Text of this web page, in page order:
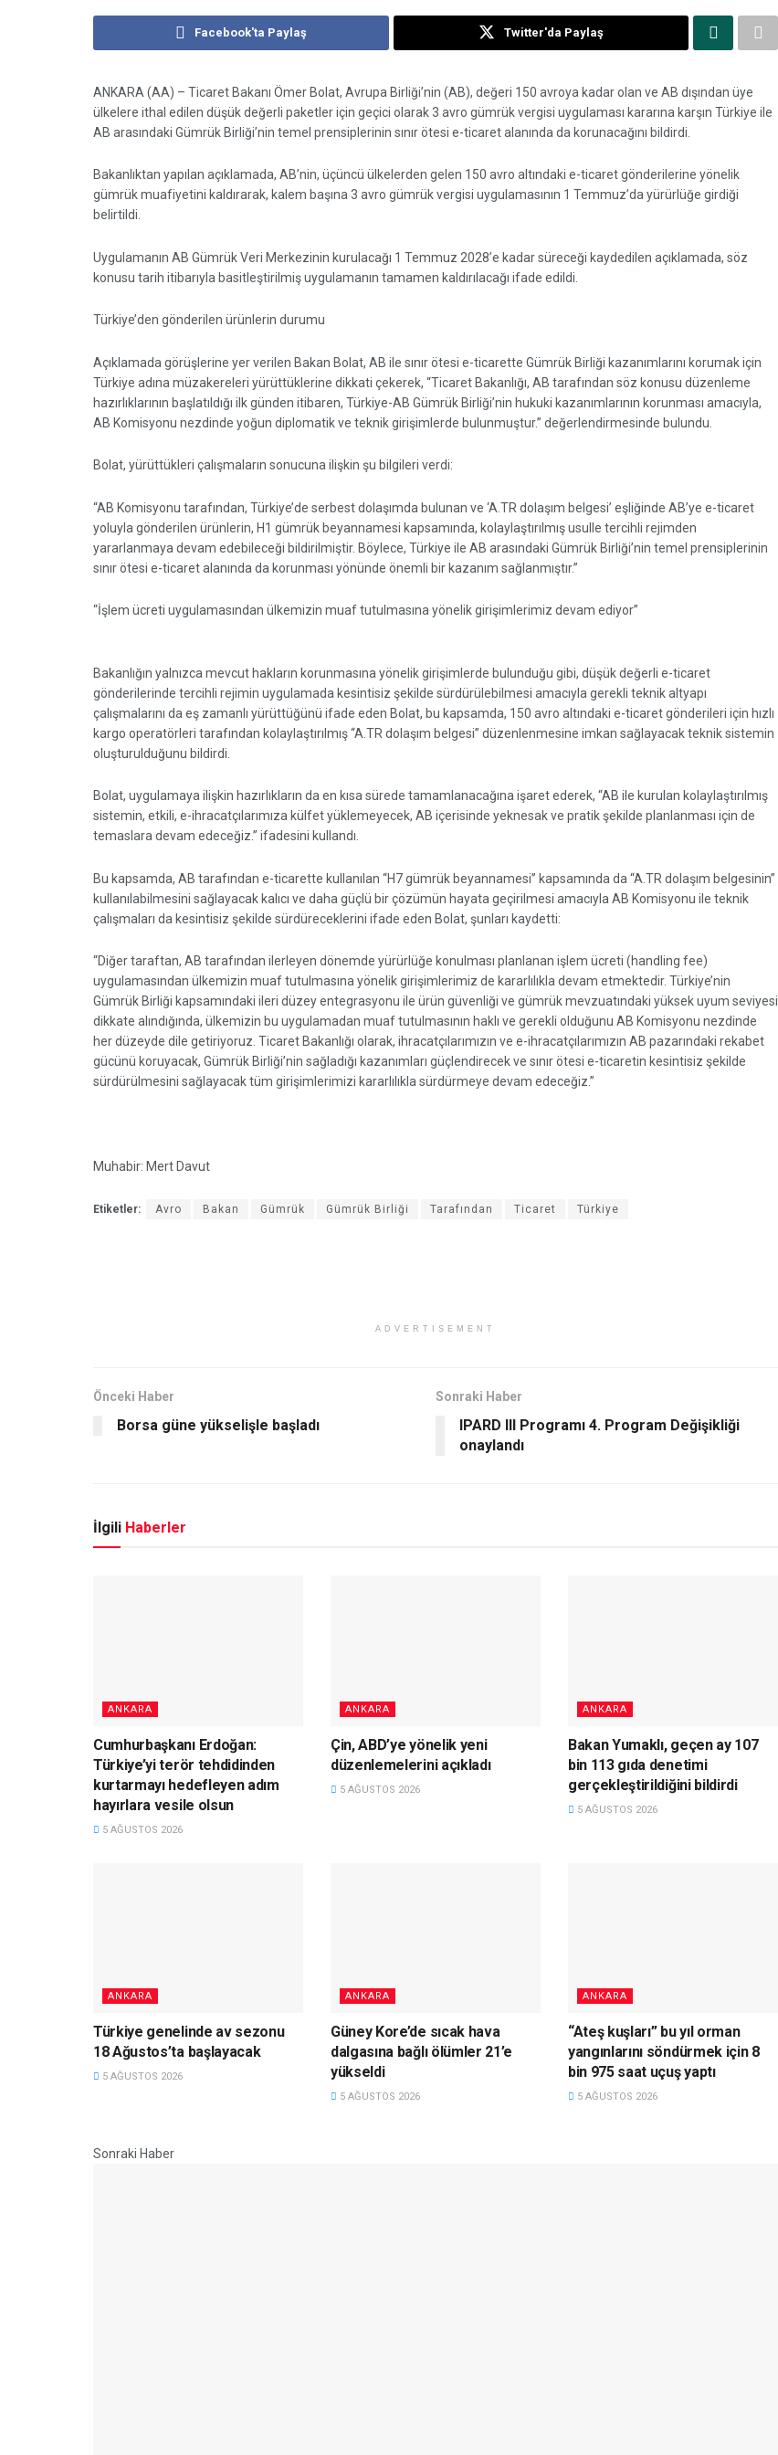
Facebook'ta Paylaş Twitter'da Paylaş
ANKARA (AA) – Ticaret Bakanı Ömer Bolat, Avrupa Birliği’nin (AB), değeri 150 avroya kadar olan ve AB dışından üye
ülkelere ithal edilen düşük değerli paketler için geçici olarak 3 avro gümrük vergisi uygulaması kararına karşın Türkiye ile
AB arasındaki Gümrük Birliği’nin temel prensiplerinin sınır ötesi e-ticaret alanında da korunacağını bildirdi.
Bakanlıktan yapılan açıklamada, AB’nin, üçüncü ülkelerden gelen 150 avro altındaki e-ticaret gönderilerine yönelik
gümrük muafiyetini kaldırarak, kalem başına 3 avro gümrük vergisi uygulamasının 1 Temmuz’da yürürlüğe girdiği
belirtildi.
Uygulamanın AB Gümrük Veri Merkezinin kurulacağı 1 Temmuz 2028’e kadar süreceği kaydedilen açıklamada, söz
konusu tarih itibarıyla basitleştirilmiş uygulamanın tamamen kaldırılacağı ifade edildi.
Türkiye’den gönderilen ürünlerin durumu
Açıklamada görüşlerine yer verilen Bakan Bolat, AB ile sınır ötesi e-ticarette Gümrük Birliği kazanımlarını korumak için
Türkiye adına müzakereleri yürüttüklerine dikkati çekerek, “Ticaret Bakanlığı, AB tarafından söz konusu düzenleme
hazırlıklarının başlatıldığı ilk günden itibaren, Türkiye-AB Gümrük Birliği’nin hukuki kazanımlarının korunması amacıyla,
AB Komisyonu nezdinde yoğun diplomatik ve teknik girişimlerde bulunmuştur.” değerlendirmesinde bulundu.
Bolat, yürüttükleri çalışmaların sonucuna ilişkin şu bilgileri verdi:
“AB Komisyonu tarafından, Türkiye’de serbest dolaşımda bulunan ve ‘A.TR dolaşım belgesi’ eşliğinde AB’ye e-ticaret
yoluyla gönderilen ürünlerin, H1 gümrük beyannamesi kapsamında, kolaylaştırılmış usulle tercihli rejimden
yararlanmaya devam edebileceği bildirilmiştir. Böylece, Türkiye ile AB arasındaki Gümrük Birliği’nin temel prensiplerinin
sınır ötesi e-ticaret alanında da korunması yönünde önemli bir kazanım sağlanmıştır.”
“İşlem ücreti uygulamasından ülkemizin muaf tutulmasına yönelik girişimlerimiz devam ediyor”
Bakanlığın yalnızca mevcut hakların korunmasına yönelik girişimlerde bulunduğu gibi, düşük değerli e-ticaret
gönderilerinde tercihli rejimin uygulamada kesintisiz şekilde sürdürülebilmesi amacıyla gerekli teknik altyapı
çalışmalarını da eş zamanlı yürüttüğünü ifade eden Bolat, bu kapsamda, 150 avro altındaki e-ticaret gönderileri için hızlı
kargo operatörleri tarafından kolaylaştırılmış “A.TR dolaşım belgesi” düzenlenmesine imkan sağlayacak teknik sistemin
oluşturulduğunu bildirdi.
Bolat, uygulamaya ilişkin hazırlıkların da en kısa sürede tamamlanacağına işaret ederek, “AB ile kurulan kolaylaştırılmış
sistemin, etkili, e-ihracatçılarımıza külfet yüklemeyecek, AB içerisinde yeknesak ve pratik şekilde planlanması için de
temaslara devam edeceğiz.” ifadesini kullandı.
Bu kapsamda, AB tarafından e-ticarette kullanılan “H7 gümrük beyannamesi” kapsamında da “A.TR dolaşım belgesinin”
kullanılabilmesini sağlayacak kalıcı ve daha güçlü bir çözümün hayata geçirilmesi amacıyla AB Komisyonu ile teknik
çalışmaları da kesintisiz şekilde sürdüreceklerini ifade eden Bolat, şunları kaydetti:
“Diğer taraftan, AB tarafından ilerleyen dönemde yürürlüğe konulması planlanan işlem ücreti (handling fee)
uygulamasından ülkemizin muaf tutulmasına yönelik girişimlerimiz de kararlılıkla devam etmektedir. Türkiye’nin
Gümrük Birliği kapsamındaki ileri düzey entegrasyonu ile ürün güvenliği ve gümrük mevzuatındaki yüksek uyum seviyesi
dikkate alındığında, ülkemizin bu uygulamadan muaf tutulmasının haklı ve gerekli olduğunu AB Komisyonu nezdinde
her düzeyde dile getiriyoruz. Ticaret Bakanlığı olarak, ihracatçılarımızın ve e-ihracatçılarımızın AB pazarındaki rekabet
gücünü koruyacak, Gümrük Birliği’nin sağladığı kazanımları güçlendirecek ve sınır ötesi e-ticaretin kesintisiz şekilde
sürdürülmesini sağlayacak tüm girişimlerimizi kararlılıkla sürdürmeye devam edeceğiz.”
Muhabir: Mert Davut
Etiketler: Avro Bakan Gümrük Gümrük Birliği Tarafından Ticaret Türkiye
ADVERTISEMENT
Önceki Haber
Borsa güne yükselişle başladı
Sonraki Haber
IPARD III Programı 4. Program Değişikliği
onaylandı
İlgili Haberler
ANKARA
Cumhurbaşkanı Erdoğan:
Türkiye’yi terör tehdidinden
kurtarmayı hedefleyen adım
hayırlara vesile olsun
5 AĞUSTOS 2026
ANKARA
Çin, ABD’ye yönelik yeni
düzenlemelerini açıkladı
5 AĞUSTOS 2026
ANKARA
Bakan Yumaklı, geçen ay 107
bin 113 gıda denetimi
gerçekleştirildiğini bildirdi
5 AĞUSTOS 2026
ANKARA
Türkiye genelinde av sezonu
18 Ağustos’ta başlayacak
5 AĞUSTOS 2026
ANKARA
Güney Kore’de sıcak hava
dalgasına bağlı ölümler 21’e
yükseldi
5 AĞUSTOS 2026
ANKARA
“Ateş kuşları” bu yıl orman
yangınlarını söndürmek için 8
bin 975 saat uçuş yaptı
5 AĞUSTOS 2026
Sonraki Haber